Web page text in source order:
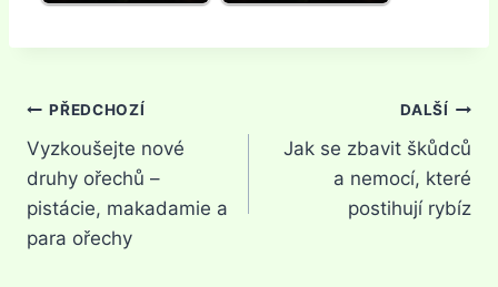
Navigace
pro
příspěvek
PŘEDCHOZÍ
Vyzkoušejte nové
druhy ořechů –
pistácie, makadamie a
para ořechy
DALŠÍ
Jak se zbavit škůdců
a nemocí, které
postihují rybíz